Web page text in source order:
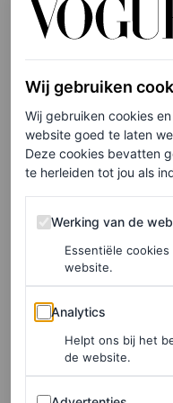
heeft te maken met
leven nog voor zich,
eerder in aanraking
heeft – ik citeer – “een
woorden van de
“getalenteerd” en
Een man die vandaag
vergrijpt aan het
rechtszaal met
omdat hij
Wij gebruiken
Wij gebruiken cookies
website goed te laten
Deze cookies bevatten
te herleiden tot jou als
Werking van de website
Werking van de
Essentiële
website.
Analytics
Analytics
Helpt ons bij het
de website.
Advertenties